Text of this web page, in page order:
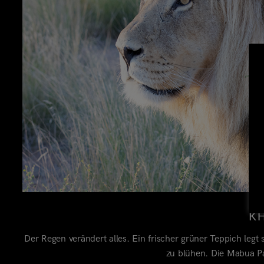
Der Regen verändert alles. Ein frischer grüner Teppich
zu blühen. Die Mabua